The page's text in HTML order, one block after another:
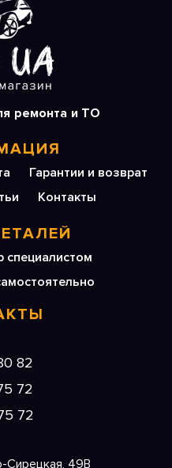
ремонта и ТО
Гарантии и возврат
Контакты
специалистом
82
72
72
Сирецкая, 49В